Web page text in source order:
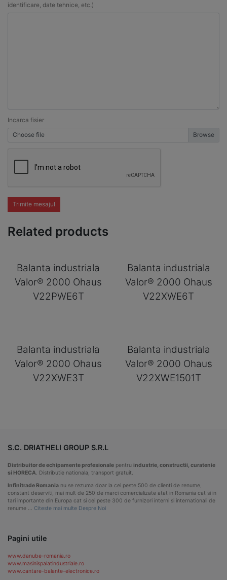
identificare, date tehnice, etc.)
Incarca fisier
Choose file
Trimite mesajul
Related products
Balanta industriala
Valor® 2000 Ohaus
V22PWE6T
Balanta industriala
Valor® 2000 Ohaus
V22XWE6T
Balanta industriala
Valor® 2000 Ohaus
V22XWE3T
Balanta industriala
Valor® 2000 Ohaus
V22XWE1501T
S.C. DRIATHELI GROUP S.R.L
Distribuitor de echipamente profesionale pentru industrie, constructii, curatenie
si HORECA . Distributie nationala, transport gratuit.
Infinitrade Romania nu se rezuma doar la cei peste 500 de clienti de renume,
constant deserviti, mai mult de 250 de marci comercializate atat in Romania cat si in
tari importante din Europa cat si cei peste 300 de furnizori interni si internationali de
renume … Citeste mai multe Despre Noi
Pagini utile
www.danube-romania.ro
www.masinispalatindustriale.ro
www.cantare-balante-electronice.ro